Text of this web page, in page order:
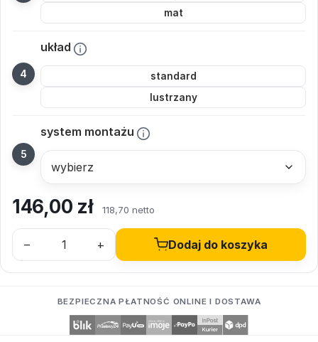
mat
układ
standard
lustrzany
system montażu
146,00 zł 118,70 netto
– + Dodaj do koszyka
BEZPIECZNA PŁATNOŚĆ ONLINE I DOSTAWA